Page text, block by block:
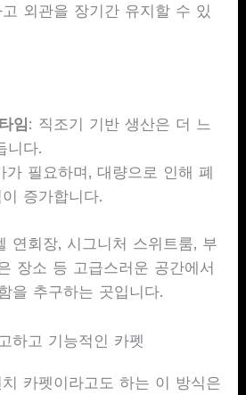
외관을 장기간 유지할 수 있
임: 직조기 기반 생산은 더 느
니다.
가 필요하며, 대량으로 인해 폐
증가합니다.
연회장, 시그니처 스위트룸, 부
장소 등 고급스러운 공간에서
을 추구하는 곳입니다.
하고 기능적인 카펫
카펫이라고도 하는 이 방식은